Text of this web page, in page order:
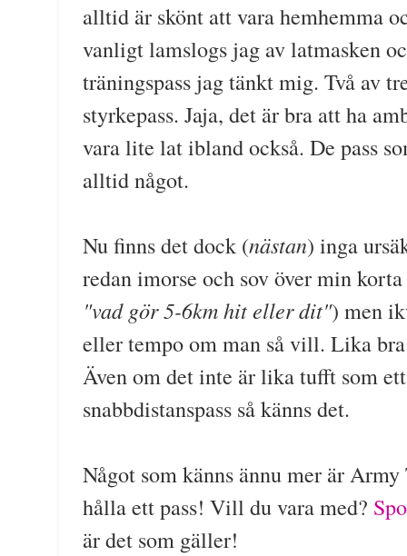
alltid är skönt att vara hemhemma
vanligt lamslogs jag av latmasken
träningspass jag tänkt mig. Två av
styrkepass. Jaja, det är bra att ha
vara lite lat ibland också. De pass
alltid något.
Nu finns det dock (nästan) inga
redan imorse och sov över min
"vad gör 5-6km hit eller dit") men
eller tempo om man så vill. Lika
Även om det inte är lika tufft som
snabbdistanspass så känns det.
Något som känns ännu mer är
hålla ett pass! Vill du vara med?
är det som gäller!